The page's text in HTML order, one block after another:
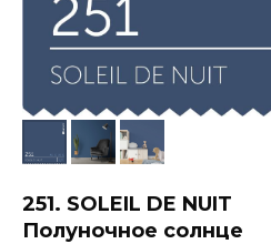
251. SOLEIL DE NUIT
Полуночное солнце